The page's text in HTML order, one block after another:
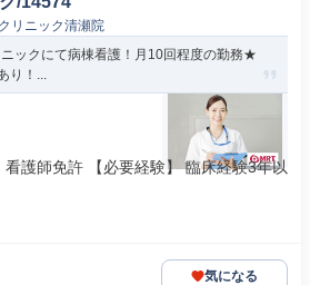
リニック清瀬院
ックにて病棟看護！月10回程度の勤務★
り！...
護師免許 【必要経験】 臨床経験3年以
気になる